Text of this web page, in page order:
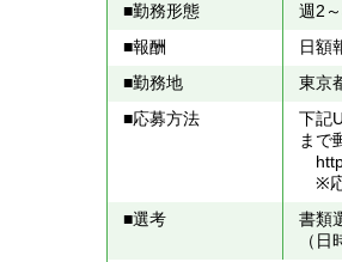
■勤務形態
週2
■報酬
日額
■勤務地
東京
■応募方法
下記
まで
※応
■選考
書類
（日